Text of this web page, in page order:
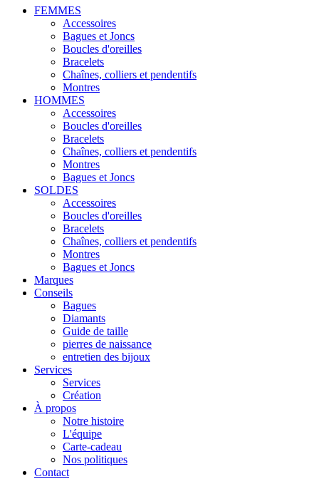
FEMMES
Accessoires
Bagues et Joncs
Boucles d'oreilles
Bracelets
Chaînes, colliers et pendentifs
Montres
HOMMES
Accessoires
Boucles d'oreilles
Bracelets
Chaînes, colliers et pendentifs
Montres
Bagues et Joncs
SOLDES
Accessoires
Boucles d'oreilles
Bracelets
Chaînes, colliers et pendentifs
Montres
Bagues et Joncs
Marques
Conseils
Bagues
Diamants
Guide de taille
pierres de naissance
entretien des bijoux
Services
Services
Création
À propos
Notre histoire
L'équipe
Carte-cadeau
Nos politiques
Contact